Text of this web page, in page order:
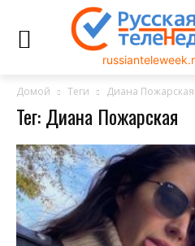
Домой Теги Диана Пожарская
Тег: Диана Пожарская